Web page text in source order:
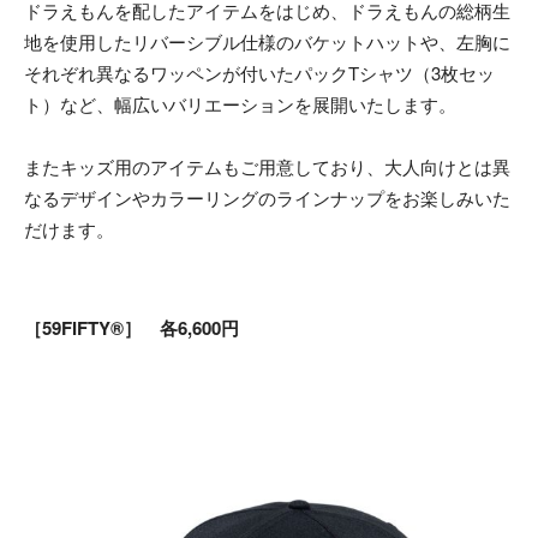
ドラえもんを配したアイテムをはじめ、ドラえもんの総柄生
地を使用したリバーシブル仕様のバケットハットや、左胸に
それぞれ異なるワッペンが付いたパックTシャツ（3枚セッ
ト）など、幅広いバリエーションを展開いたします。
またキッズ用のアイテムもご用意しており、大人向けとは異
なるデザインやカラーリングのラインナップをお楽しみいた
だけます。
［59FIFTY®］ 各6,600円